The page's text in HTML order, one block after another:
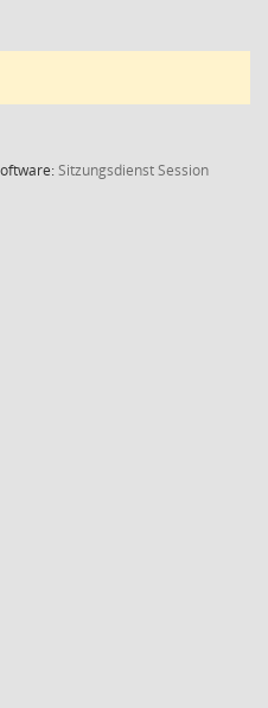
SitzungsdienstSession(Wird in